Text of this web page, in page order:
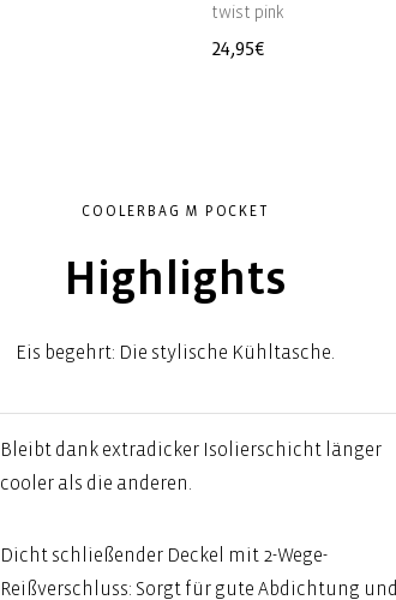
twist pink
Normaler
24,95€
COOLERBAG M POCKET
Highlights
Eis begehrt: Die stylische Kühltasche.
Bleibt dank extradicker Isolierschicht länger
cooler als die anderen.
Dicht schließender Deckel mit 2-Wege-
Reißverschluss: Sorgt für gute Abdichtung und